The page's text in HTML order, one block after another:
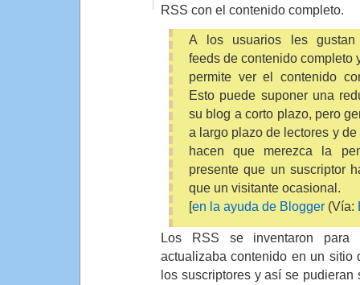
RSS con el contenido completo.
A los usuarios les
feeds de contenido completo
permite ver el contenido
Esto puede suponer una
su blog a corto plazo, pero
a largo plazo de lectores y
hacen que merezca la
presente que un suscriptor
que un visitante ocasional.
[en la ayuda de Blogger (Vía:
Los RSS se inventaron
actualizaba contenido en un sitio
los suscriptores y así se